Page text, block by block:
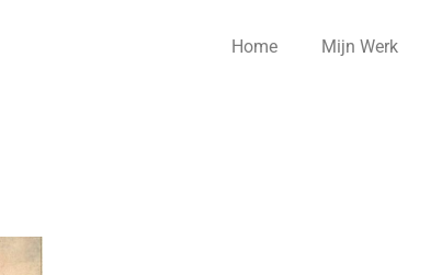
Home Mijn Werk